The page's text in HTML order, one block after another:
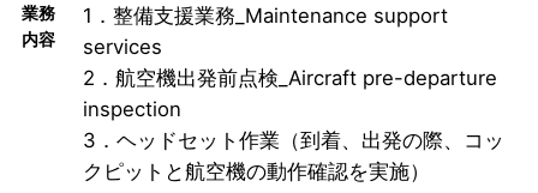
業務
内容
1．整備支援業務_Maintenance support
services
2．航空機出発前点検_Aircraft pre-departure
inspection
3．ヘッドセット作業（到着、出発の際、コッ
クピットと航空機の動作確認を実施）